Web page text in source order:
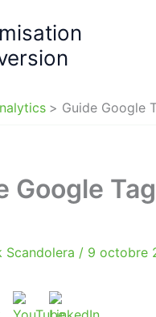
Guide Google
Google
Scandolera / 9 octobre